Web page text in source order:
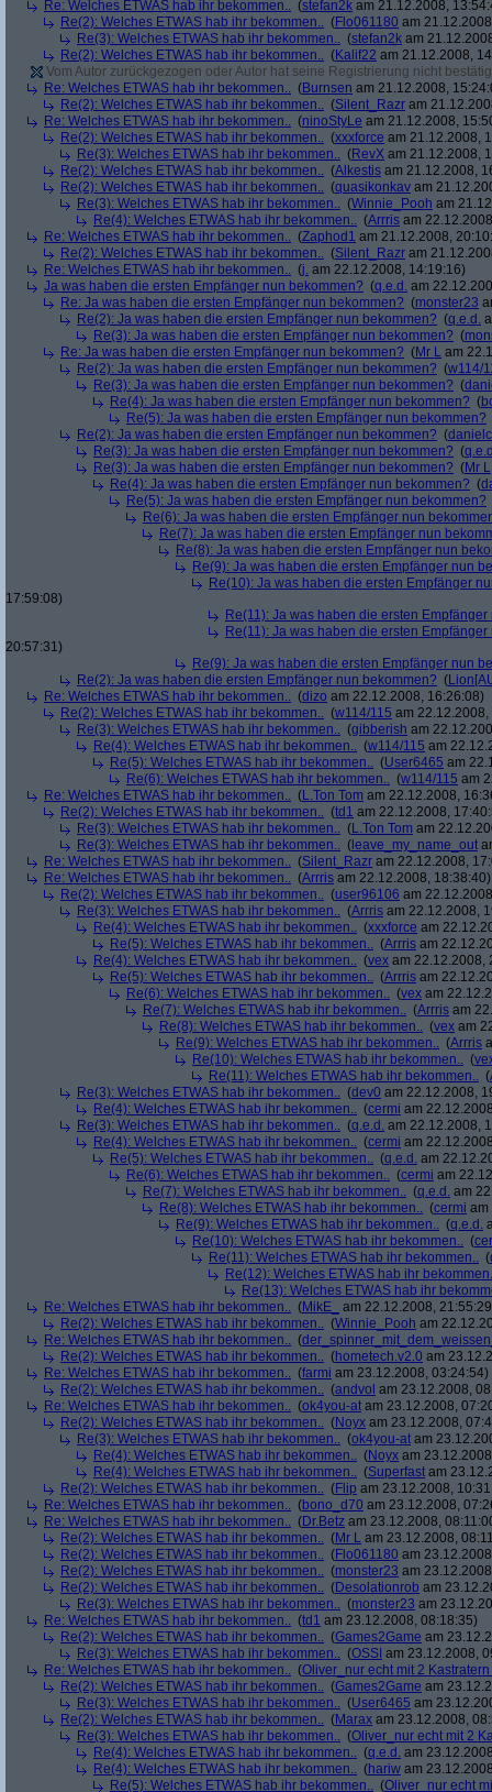
Re: Welches ETWAS hab ihr bekommen.. (stefan2k am 21.12.2008,
Re(2): Welches ETWAS hab ihr bekommen.. (Flo061180 am
Re(3): Welches ETWAS hab ihr bekommen.. (stefan2k am
Re(2): Welches ETWAS hab ihr bekommen.. (Kalif22 am 21.12.2008,
Vom Autor zurückgezogen oder Autor hat seine Registrierung nicht
Re: Welches ETWAS hab ihr bekommen.. (Burnsen am 21.12.2008,
Re(2): Welches ETWAS hab ihr bekommen.. (Silent_Razr am
Re: Welches ETWAS hab ihr bekommen.. (ninoStyLe am 21.12.2008,
Re(2): Welches ETWAS hab ihr bekommen.. (xxxforce am 21.12.2008,
Re(3): Welches ETWAS hab ihr bekommen.. (RevX am 21.12.2008,
Re(2): Welches ETWAS hab ihr bekommen.. (Alkestis am 21.12.2008,
Re(2): Welches ETWAS hab ihr bekommen.. (quasikonkav am
Re(3): Welches ETWAS hab ihr bekommen.. (Winnie_Pooh am
Re(4): Welches ETWAS hab ihr bekommen.. (Arrris am
Re: Welches ETWAS hab ihr bekommen.. (Zaphod1 am 21.12.2008,
Re(2): Welches ETWAS hab ihr bekommen.. (Silent_Razr am
Re: Welches ETWAS hab ihr bekommen.. (j. am 22.12.2008, 14:19:16)
Ja was haben die ersten Empfänger nun bekommen? (q.e.d. am
Re: Ja was haben die ersten Empfänger nun bekommen? (monster23
Re(2): Ja was haben die ersten Empfänger nun bekommen? (q.e.d.
Re(3): Ja was haben die ersten Empfänger nun bekommen? (
Re: Ja was haben die ersten Empfänger nun bekommen? (Mr L am
Re(2): Ja was haben die ersten Empfänger nun bekommen? (w114/
Re(3): Ja was haben die ersten Empfänger nun bekommen? (
Re(4): Ja was haben die ersten Empfänger nun bekommen? (
Re(5): Ja was haben die ersten Empfänger nun bekommen?
Re(2): Ja was haben die ersten Empfänger nun bekommen? (
Re(3): Ja was haben die ersten Empfänger nun bekommen? (
Re(3): Ja was haben die ersten Empfänger nun bekommen? (Mr L
Re(4): Ja was haben die ersten Empfänger nun bekommen? (
Re(5): Ja was haben die ersten Empfänger nun bekommen?
Re(6): Ja was haben die ersten Empfänger nun
Re(7): Ja was haben die ersten Empfänger nun
Re(8): Ja was haben die ersten Empfänger nun
Re(9): Ja was haben die ersten Empfänger nun
Re(10): Ja was haben die ersten Empfänger
17:59:08)
Re(11): Ja was haben die ersten
Re(11): Ja was haben die ersten
20:57:31)
Re(9): Ja was haben die ersten Empfänger nun
Re(2): Ja was haben die ersten Empfänger nun bekommen? (
Re: Welches ETWAS hab ihr bekommen.. (dizo am 22.12.2008, 16:26:08)
Re(2): Welches ETWAS hab ihr bekommen.. (w114/115 am
Re(3): Welches ETWAS hab ihr bekommen.. (gibberish am
Re(4): Welches ETWAS hab ihr bekommen.. (w114/115 am
Re(5): Welches ETWAS hab ihr bekommen.. (User6465 am
Re(6): Welches ETWAS hab ihr bekommen.. (w114/115 am
Re: Welches ETWAS hab ihr bekommen.. (L.Ton Tom am 22.12.2008,
Re(2): Welches ETWAS hab ihr bekommen.. (td1 am 22.12.2008,
Re(3): Welches ETWAS hab ihr bekommen.. (L.Ton Tom am
Re(3): Welches ETWAS hab ihr bekommen.. ( leave_my_name_out
Re: Welches ETWAS hab ihr bekommen.. (Silent_Razr am 22.12.2008,
Re: Welches ETWAS hab ihr bekommen.. (Arrris am 22.12.2008, 18:38:40)
Re(2): Welches ETWAS hab ihr bekommen.. (user96106 am
Re(3): Welches ETWAS hab ihr bekommen.. (Arrris am 22.12.2008,
Re(4): Welches ETWAS hab ihr bekommen.. (xxxforce am
Re(5): Welches ETWAS hab ihr bekommen.. (Arrris am
Re(4): Welches ETWAS hab ihr bekommen.. (vex am 22.12.2008,
Re(5): Welches ETWAS hab ihr bekommen.. (Arrris am
Re(6): Welches ETWAS hab ihr bekommen.. (vex am
Re(7): Welches ETWAS hab ihr bekommen.. (Arrris am
Re(8): Welches ETWAS hab ihr bekommen.. (vex am
Re(9): Welches ETWAS hab ihr bekommen.. (Arrris
Re(10): Welches ETWAS hab ihr bekommen.. (
Re(11): Welches ETWAS hab ihr bekommen.. (
Re(3): Welches ETWAS hab ihr bekommen.. (dev0 am 22.12.2008,
Re(4): Welches ETWAS hab ihr bekommen.. (cermi am
Re(3): Welches ETWAS hab ihr bekommen.. (q.e.d. am 22.12.2008,
Re(4): Welches ETWAS hab ihr bekommen.. (cermi am
Re(5): Welches ETWAS hab ihr bekommen.. (q.e.d. am
Re(6): Welches ETWAS hab ihr bekommen.. (cermi am
Re(7): Welches ETWAS hab ihr bekommen.. (q.e.d. am
Re(8): Welches ETWAS hab ihr bekommen.. (cermi am
Re(9): Welches ETWAS hab ihr bekommen.. (q.e.d.
Re(10): Welches ETWAS hab ihr bekommen.. (
Re(11): Welches ETWAS hab ihr bekommen.. (
Re(12): Welches ETWAS hab ihr
Re(13): Welches ETWAS hab ihr
Re: Welches ETWAS hab ihr bekommen.. (MikE_
am 22.12.2008,
Re(2): Welches ETWAS hab ihr bekommen.. (Winnie_Pooh am
Re: Welches ETWAS hab ihr bekommen.. (
Re(2): Welches ETWAS hab ihr bekommen.. (hometech.v2.0 am
Re: Welches ETWAS hab ihr bekommen.. (farmi am 23.12.2008, 03:24:54)
Re(2): Welches ETWAS hab ihr bekommen.. (andvol am 23.12.2008,
Re: Welches ETWAS hab ihr bekommen.. (ok4you-at am 23.12.2008,
Re(2): Welches ETWAS hab ihr bekommen.. (Noyx am 23.12.2008,
Re(3): Welches ETWAS hab ihr bekommen.. (ok4you-at am
Re(4): Welches ETWAS hab ihr bekommen.. (Noyx am
Re(4): Welches ETWAS hab ihr bekommen.. (Superfast am
Re(2): Welches ETWAS hab ihr bekommen.. (Flip am 23.12.2008,
Re: Welches ETWAS hab ihr bekommen.. (bono_d70 am 23.12.2008,
Re: Welches ETWAS hab ihr bekommen.. (Dr.Betz am 23.12.2008,
Re(2): Welches ETWAS hab ihr bekommen.. (Mr L am 23.12.2008,
Re(2): Welches ETWAS hab ihr bekommen.. (Flo061180 am
Re(2): Welches ETWAS hab ihr bekommen.. (monster23 am
Re(2): Welches ETWAS hab ihr bekommen.. (Desolationrob am
Re(3): Welches ETWAS hab ihr bekommen.. (monster23 am
Re: Welches ETWAS hab ihr bekommen.. (td1 am 23.12.2008, 08:18:35)
Re(2): Welches ETWAS hab ihr bekommen.. (Games2Game am
Re(3): Welches ETWAS hab ihr bekommen.. (OSSI am 23.12.2008,
Re: Welches ETWAS hab ihr bekommen.. (Oliver_nur echt mit 2
Re(2): Welches ETWAS hab ihr bekommen.. (Games2Game am
Re(3): Welches ETWAS hab ihr bekommen.. (User6465 am
Re(2): Welches ETWAS hab ihr bekommen.. (Marax am 23.12.2008,
Re(3): Welches ETWAS hab ihr bekommen.. (Oliver_nur echt mit 2
Re(4): Welches ETWAS hab ihr bekommen.. (q.e.d. am
Re(4): Welches ETWAS hab ihr bekommen.. (hariw am
Re(5): Welches ETWAS hab ihr bekommen.. (Oliver_nur echt